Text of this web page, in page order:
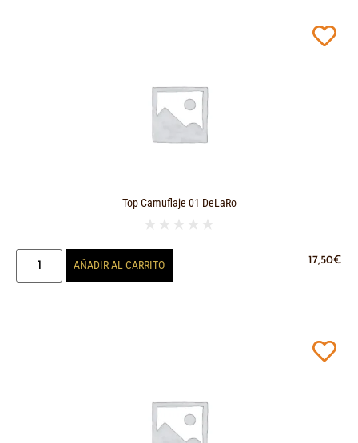
Top Camuflaje 01 DeLaRo
★ ★ ★ ★ ★
17,50€
AÑADIR AL CARRITO